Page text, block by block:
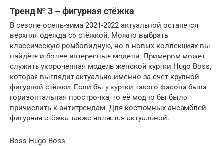
Тренд № 3 – фигурная стёжка
В сезоне осень-зима 2021-2022 актуальной останется
верхняя одежда со стёжкой. Можно выбрать
классическую ромбовидную, но в новых коллекциях вы
найдёте и более интересные модели. Примером может
служить укороченная модель женской куртки Hugo Boss,
которая выглядит актуально именно за счет крупной
фигурной стёжки. Если бы у куртки такого фасона была
горизонтальная прострочка, то её модно бы было
причислить к антитрендам. Для костюмных ансамблей
фигурная стёжка также является актуальной.
Boss Hugo Boss